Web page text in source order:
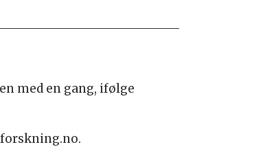
med en gang, ifølge